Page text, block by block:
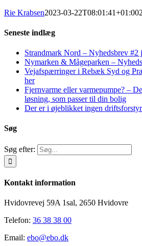
Rie Krabsen2023-03-22T08:01:41+01:00
Seneste indlæg
Strandmark Nord – Nyhedsbrev #2
Nymarken & Mågeparken –
Vejafspærringer i Rebæk Syd og
her
Fjernvarme eller varmepumpe? –
løsning, som passer til din bolig
Der er i øjeblikket ingen
Søg
Søg efter:
Kontakt information
Hvidovrevej 59A 1sal, 2650 Hvidovre
Telefon: 36 38 38 00
Email: ebo@ebo.dk